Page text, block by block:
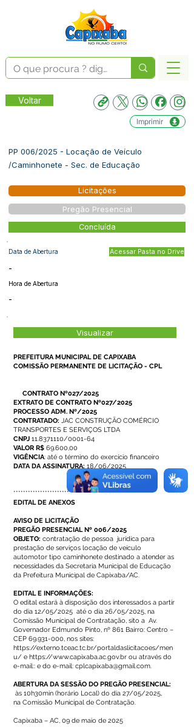
Voltar
Imprimir
PP 006/2025 - Locação de Veículo
/Caminhonete - Sec. de Educação
Licitações
Pregão Presencial
Concluída
Data de Abertura
-
Hora de Abertura
Acessar Pasta no Drive
-
Visualizar
PREFEITURA MUNICIPAL DE CAPIXABA
COMISSÃO PERMANENTE DE LICITAÇÃO - CPL
CONTRATO Nº027/2025
EXTRATO DE CONTRATO Nº027/2025
PROCESSO ADM. Nº/2025
CONTRATADO: JAC CONSTRUÇÃO COMÉRCIO
TRANSPORTES E SERVIÇOS LTDA
CNPJ 11.8371110/0001-64
VALOR R$ 69.600,00
VIGÊNCIA: até o término do exercício financeiro
DATA DA ASSINATURA: 18/06/2025
**********************************************
EDITAL DE ANEXOS
AVISO DE LICITAÇÃO
PREGÃO PRESENCIAL Nº 006/2025
OBJETO: contratação de pessoa jurídica para
prestação de serviços locação de veículo
automotor tipo caminhonete destinado a atender as
necessidades da Secretaria Municipal de Educação
da Prefeitura Municipal de Capixaba/AC.
EDITAL E INFORMAÇÕES:
O edital estará à disposição dos interessados a partir
do dia 12/05/2025 até o dia 26/05/2025, na
Comissão Municipal de Contratação, sito a Av.
Governador Edmundo Pinto, nº 861 Bairro: Centro –
CEP 69.931-000, nos sites:
https://externo.tceac.tc.br/portaldaslicitacoes/men
u/ e https://www.capixaba.ac.gov.br ou através do
e-mail:: e do e-mail: cplcapixaba@gmail.com.
ABERTURA DA SESSÃO DO PREGÃO PRESENCIAL:
às 10h30min (horário Local) do dia 27/05/2025,
na Comissão Municipal de Contratação.
Capixaba – AC, 09 de maio de 2025